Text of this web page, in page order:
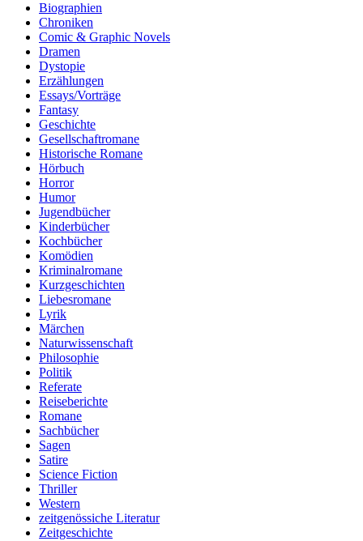
Biographien
Chroniken
Comic & Graphic Novels
Dramen
Dystopie
Erzählungen
Essays/Vorträge
Fantasy
Geschichte
Gesellschaftromane
Historische Romane
Hörbuch
Horror
Humor
Jugendbücher
Kinderbücher
Kochbücher
Komödien
Kriminalromane
Kurzgeschichten
Liebesromane
Lyrik
Märchen
Naturwissenschaft
Philosophie
Politik
Referate
Reiseberichte
Romane
Sachbücher
Sagen
Satire
Science Fiction
Thriller
Western
zeitgenössiche Literatur
Zeitgeschichte